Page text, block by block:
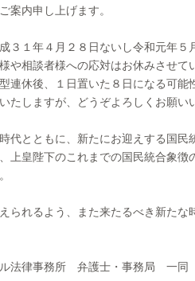
案内申し上げます。
３１年４月２８日ないし令和元年
や相談者様への応対はお休みさせ
連休後、１日置いた８日になる可能
たしますが、どうぞよろしくお願い
代とともに、新たにお迎えする国
上皇陛下のこれまでの国民統合象
られるよう、また来たるべき新た
法律事務所 弁護士・事務局 一同